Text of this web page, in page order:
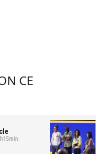
CE